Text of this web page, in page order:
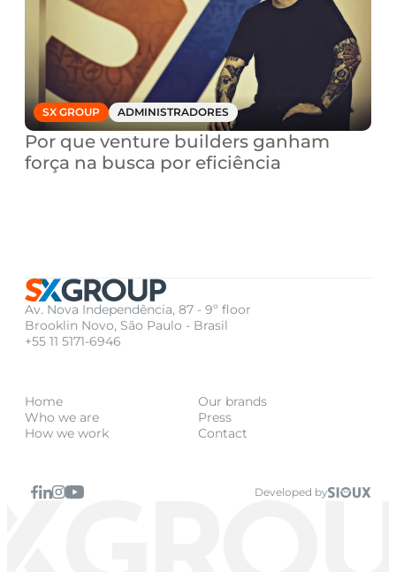
SX GROUP ADMINISTRADORES
Por que venture builders ganham
força na busca por eficiência
Av. Nova Independência, 87 - 9º floor
Brooklin Novo, São Paulo - Brasil
+55 11 5171-6946
Home
Who we are
How we work
Our brands
Press
Contact
Developed by